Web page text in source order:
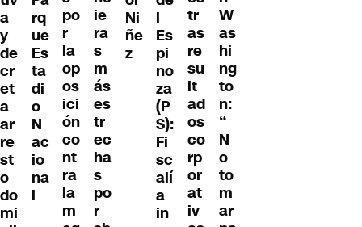
a
y
de
cr
et
a
ar
re
st
o
do
mi
rq
ue
Es
ta
di
o
N
ac
io
na
l
po
r
la
op
os
ici
ón
co
nt
ra
la
m
ie
ra
s
m
ás
es
tr
ec
ha
s
po
r
Ni
ñe
z
l
Es
pi
no
za
(P
S):
Fi
sc
alí
a
in
tr
as
re
su
lt
ad
os
co
rp
or
at
iv
W
as
hi
ng
to
n:
“
N
o
to
m
ar